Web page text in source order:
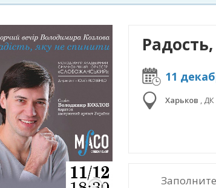
11
Харьков , ДК